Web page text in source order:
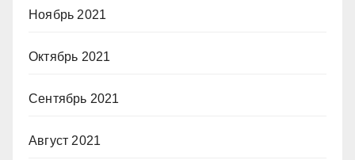
Ноябрь 2021
Октябрь 2021
Сентябрь 2021
Август 2021